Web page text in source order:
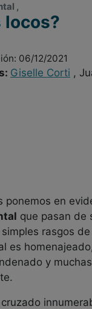
,
locos?
06/12/2021
Giselle Corti ,
ponemos en
que pasan de
rasgos
es
y